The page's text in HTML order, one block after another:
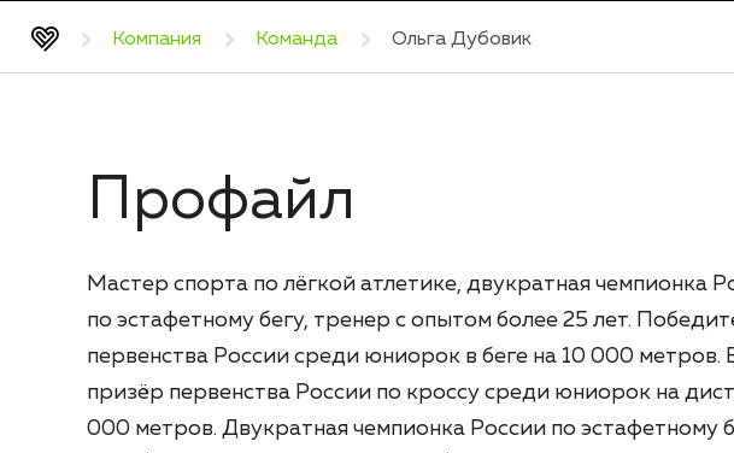
Компания Команда Ольга Дубовик
Профайл
Мастер спорта по лёгкой атлетике, двукратная чемпионка
по эстафетному бегу, тренер с опытом более 25 лет.
первенства России среди юниорок в беге на 10 000 метров.
призёр первенства России по кроссу среди юниорок на
000 метров. Двукратная чемпионка России по эстафетному